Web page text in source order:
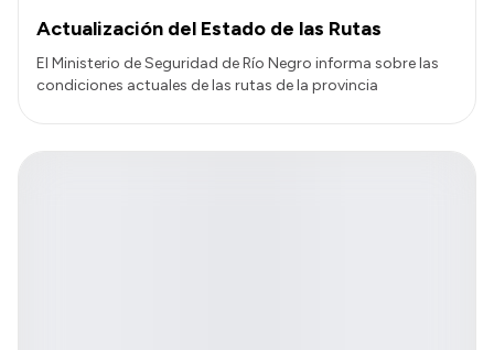
Actualización del Estado de las Rutas
El Ministerio de Seguridad de Río Negro informa sobre las
condiciones actuales de las rutas de la provincia